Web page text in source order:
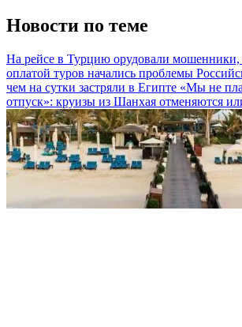
Новости по теме
На рейсе в Турцию орудовали мошенники,
оплатой туров начались проблемы
чем на сутки застряли в Египте «Мы не
отпуск»: круизы из Шанхая отменяются